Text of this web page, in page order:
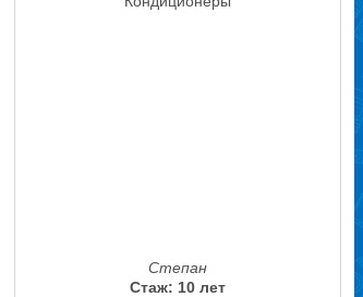
Степан
Стаж: 10 лет